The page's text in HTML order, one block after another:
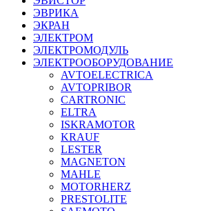
ЭВРИКА
ЭКРАН
ЭЛЕКТРОМ
ЭЛЕКТРОМОДУЛЬ
ЭЛЕКТРООБОРУДОВАНИЕ
AVTOELECTRICA
AVTOPRIBOR
CARTRONIC
ELTRA
ISKRAMOTOR
KRAUF
LESTER
MAGNETON
MAHLE
MOTORHERZ
PRESTOLITE